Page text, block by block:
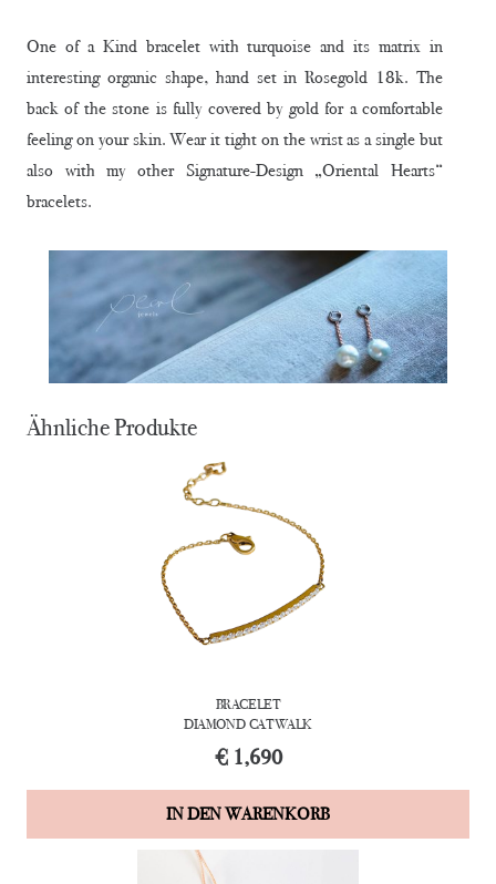
One of a Kind bracelet with turquoise and its matrix in
interesting organic shape, hand set in Rosegold 18k. The
back of the stone is fully covered by gold for a comfortable
feeling on your skin. Wear it tight on the wrist as a single but
also with my other Signature-Design „Oriental Hearts“
bracelets.
Ähnliche Produkte
BRACELET
DIAMOND-CATWALK
€1,690
IN DEN WARENKORB